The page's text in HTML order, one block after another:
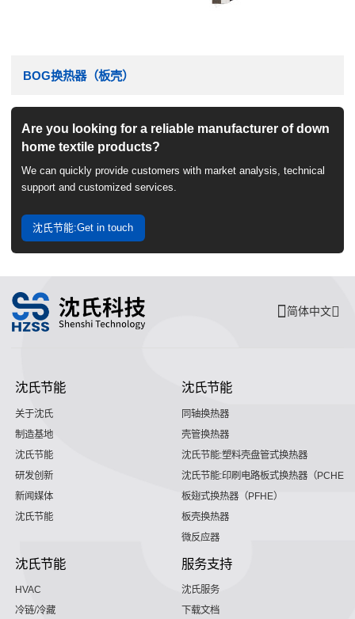
BOG换热器（板壳）
Are you looking for a reliable manufacturer of down
home textile products?
We can quickly provide customers with market analysis, technical
support and customized services.
沈氏节能:Get in touch
简体中文
沈氏节能
关于沈氏
制造基地
沈氏节能
研发创新
新闻媒体
沈氏节能
沈氏节能
同轴换热器
壳管换热器
沈氏节能:塑料壳盘管式换热器
沈氏节能:印刷电路板式换热器（PCHE）
板翅式换热器（PFHE）
板壳换热器
微反应器
沈氏节能
HVAC
冷链/冷藏
服务支持
沈氏服务
下载文档